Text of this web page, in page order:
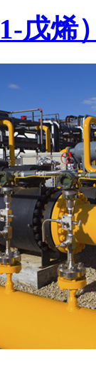
戊烯